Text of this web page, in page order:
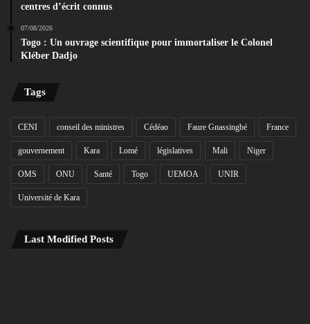
centres d’écrit connus
07/08/2026
Togo : Un ouvrage scientifique pour immortaliser le Colonel
Kléber Dadjo
Tags
CENI conseil des ministres Cédéao Faure Gnassingbé France
gouvernement Kara Lomé législatives Mali Niger
OMS ONU Santé Togo UEMOA UNIR
Université de Kara
Last Modified Posts